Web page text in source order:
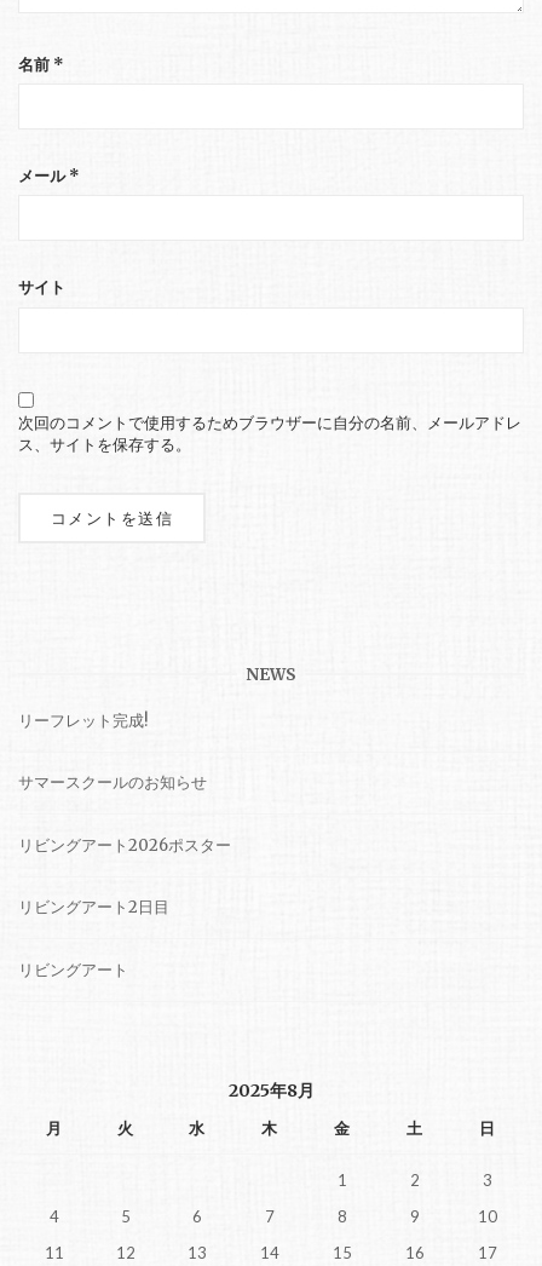
名前 *
メール*
サイト
次回のコメントで使用するためブラウザーに自分の名前、メールアドレ
ス、サイトを保存する。
NEWS
リーフレット完成!
サマースクールのお知らせ
リビングアート2026ポスター
リビングアート2日目
リビングアート
2025年8月
月 火 水 木 金 土 日
1 2
3
4
5 6 7 8 9
10
11
12 13 14 15 16
17